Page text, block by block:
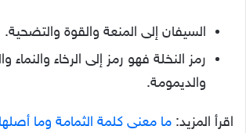
السيفان إلى المنعة والقوة والتضحية.
رمز النخلة فهو رمز إلى الرخاء والنماء
والديمومة.
اقرأ المزيد: ما معنى كلمة الثمامة وما